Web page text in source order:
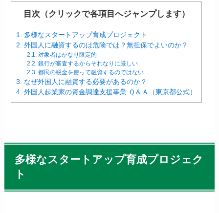
目次（クリックで各項目へジャンプします）
1.
多様なスタートアップ育成プロジェクト
2. 外国人に融資するのは危険では？無担保でよいのか？
2.1.
対象者はかなり限定的
2.2. 銀行が審査するからそれなりに厳しい
2.3. 都民の税金を使って融資するのではない
3.
なぜ外国人に融資する必要があるのか？
4. 外国人起業家の資金調達支援事業 Ｑ＆Ａ（東京都公式）
多様なスタートアップ育成プロジェク
ト